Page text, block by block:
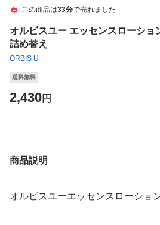
この商品は33分で売れました
オルビスユー エッセンスローショ
詰め替え
ORBIS U
送料無料
2,430円
商品説明
オルビスユーエッセンスローショ